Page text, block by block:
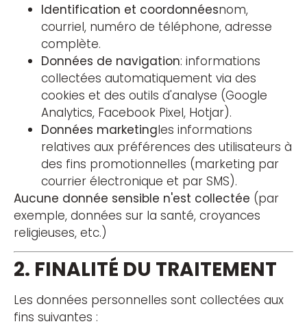
Identification et coordonnéesnom,
courriel, numéro de téléphone, adresse
complète.
Données de navigation: informations
collectées automatiquement via des
cookies et des outils d'analyse (Google
Analytics, Facebook Pixel, Hotjar).
Données marketingles informations
relatives aux préférences des utilisateurs à
des fins promotionnelles (marketing par
courrier électronique et par SMS).
Aucune donnée sensible n'est collectée (par
exemple, données sur la santé, croyances
religieuses, etc.)
2. FINALITÉ DU TRAITEMENT
Les données personnelles sont collectées aux
fins suivantes :